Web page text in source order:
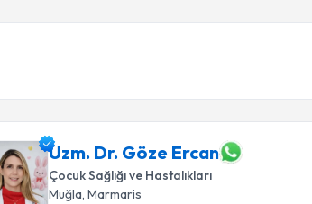
Uzm. Dr. Göze Ercan
Çocuk Sağlığı ve Hastalıkları
Muğla, Marmaris